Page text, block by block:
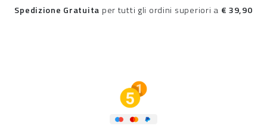
Spedizione Gratuita per tutti gli ordini superiori a € 39,90